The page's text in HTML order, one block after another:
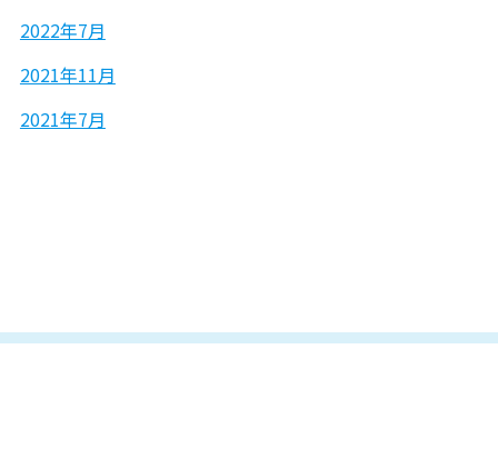
2022年7月
2021年11月
2021年7月